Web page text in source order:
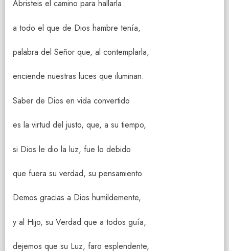
Abristeis el camino para hallarla
a todo el que de Dios hambre tenía,
palabra del Señor que, al contemplarla,
enciende nuestras luces que iluminan.
Saber de Dios en vida convertido
es la virtud del justo, que, a su tiempo,
si Dios le dio la luz, fue lo debido
que fuera su verdad, su pensamiento.
Demos gracias a Dios humildemente,
y al Hijo, su Verdad que a todos guía,
dejemos que su Luz, faro esplendente,